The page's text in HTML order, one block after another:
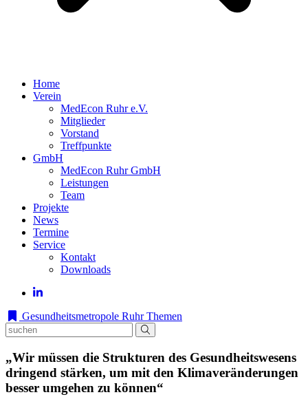
Home
Verein
MedEcon Ruhr e.V.
Mitglieder
Vorstand
Treffpunkte
GmbH
MedEcon Ruhr GmbH
Leistungen
Team
Projekte
News
Termine
Service
Kontakt
Downloads
Gesundheitsmetropole Ruhr Themen
„Wir müssen die Strukturen des Gesundheitswesens
dringend stärken, um mit den Klimaveränderungen
besser umgehen zu können“